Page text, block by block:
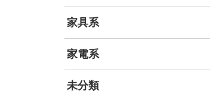
家具系
家電系
未分類